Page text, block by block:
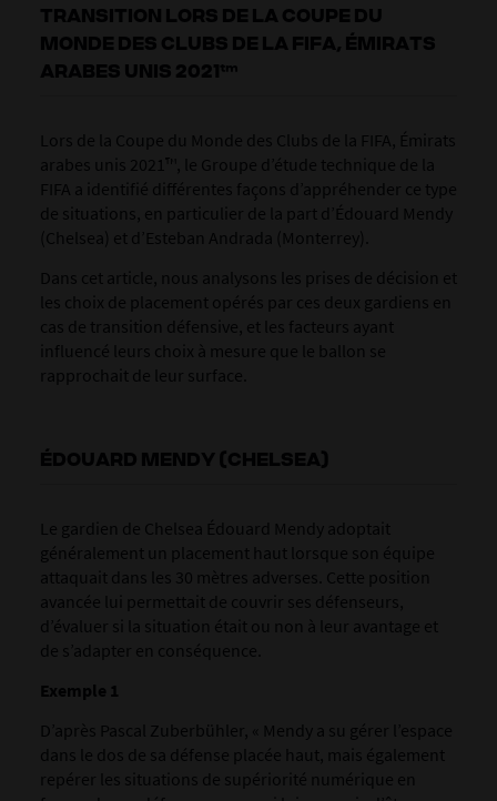
TRANSITION LORS DE LA COUPE DU
MONDE DES CLUBS DE LA FIFA, ÉMIRATS
ARABES UNIS 2021™
Lors de la Coupe du Monde des Clubs de la FIFA, Émirats
arabes unis 2021™, le Groupe d’étude technique de la
FIFA a identifié différentes façons d’appréhender ce type
de situations, en particulier de la part d’Édouard Mendy
(Chelsea) et d’Esteban Andrada (Monterrey).
Dans cet article, nous analysons les prises de décision et
les choix de placement opérés par ces deux gardiens en
cas de transition défensive, et les facteurs ayant
influencé leurs choix à mesure que le ballon se
rapprochait de leur surface.
ÉDOUARD MENDY (CHELSEA)
Le gardien de Chelsea Édouard Mendy adoptait
généralement un placement haut lorsque son équipe
attaquait dans les 30 mètres adverses. Cette position
avancée lui permettait de couvrir ses défenseurs,
d’évaluer si la situation était ou non à leur avantage et
de s’adapter en conséquence.
Exemple 1
D’après Pascal Zuberbühler, « Mendy a su gérer l’espace
dans le dos de sa défense placée haut, mais également
repérer les situations de supériorité numérique en